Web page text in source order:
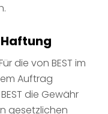
die von BEST im
Auftrag
die Gewähr
gesetzlichen